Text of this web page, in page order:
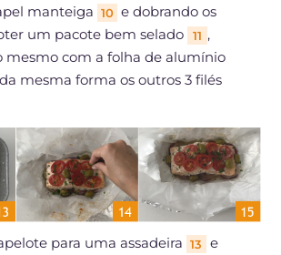
manteiga 10 e dobrando os
um pacote bem selado
11 ,
mesmo com a folha de alumínio
mesma forma os outros 3 filés
para uma assadeira 13
e